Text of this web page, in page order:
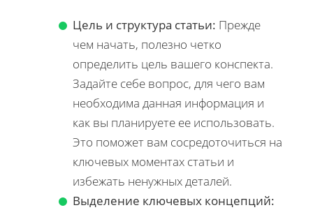
Цель и структура статьи: Прежде
чем начать, полезно четко
определить цель вашего конспекта.
Задайте себе вопрос, для чего вам
необходима данная информация и
как вы планируете ее использовать.
Это поможет вам сосредоточиться на
ключевых моментах статьи и
избежать ненужных деталей.
Выделение ключевых концепций: